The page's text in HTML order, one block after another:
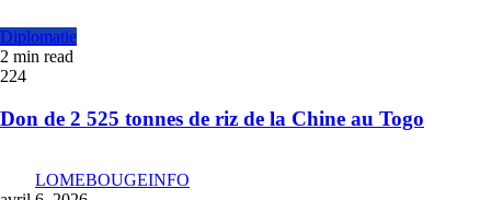
Diplomatie
2 min read
224
Don de 2 525 tonnes de riz de la Chine au Togo
LOMEBOUGEINFO